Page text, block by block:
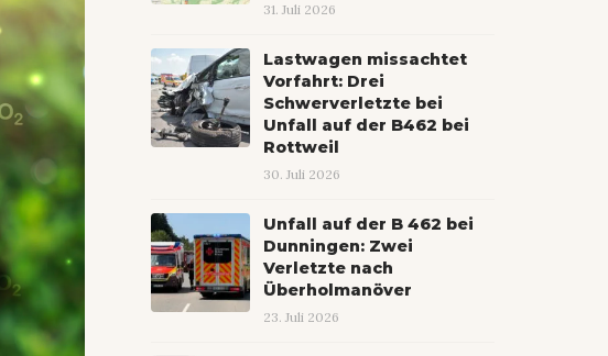
31. Juli 2026
Lastwagen missachtet
Vorfahrt: Drei
Schwerverletzte bei
Unfall auf der B462 bei
Rottweil
30. Juli 2026
Unfall auf der B 462 bei
Dunningen: Zwei
Verletzte nach
Überholmanöver
23. Juli 2026